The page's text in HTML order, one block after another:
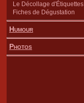
Le Décollage d'Étiquettes
Fiches de Dégustation
Humour
Photos